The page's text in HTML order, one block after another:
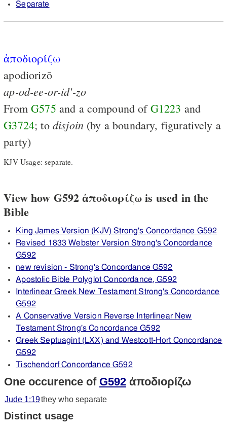
Separate
ἀποδιορίζω
apodiorizō
ap-od-ee-or-id'-zo
FromG575 and a compound ofG1223 and
G3724; to disjoin (by a boundary, figuratively a
party)
KJV Usage: separate.
View how G592 ἀποδιορίζω is used in the
Bible
King James Version (KJV) Strong's Concordance G592
Revised 1833 Webster Version Strong's Concordance
G592
new revision - Strong's Concordance G592
Apostolic Bible Polyglot Concordance, G592
Interlinear Greek New Testament Strong's Concordance
G592
A Conservative Version Reverse Interlinear New
Testament Strong's Concordance G592
Greek Septuagint (LXX) and Westcott-Hort Concordance
G592
Tischendorf Concordance G592
One occurence of G592 ἀποδιορίζω
Jude 1:19they who separate
Distinct usage